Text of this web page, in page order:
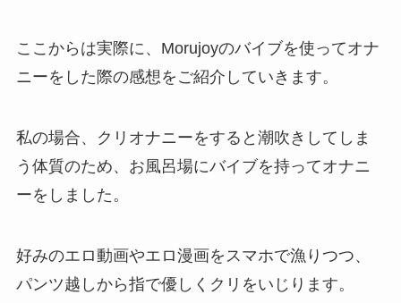
ここからは実際に、Morujoyのバイブを使ってオナ
ニーをした際の感想をご紹介していきます。
私の場合、クリオナニーをすると潮吹きしてしま
う体質のため、お風呂場にバイブを持ってオナニ
ーをしました。
好みのエロ動画やエロ漫画をスマホで漁りつつ、
パンツ越しから指で優しくクリをいじります。